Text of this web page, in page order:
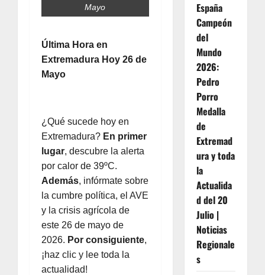
Mayo
Última Hora en
Extremadura Hoy 26 de
Mayo
¿Qué sucede hoy en
Extremadura? En primer
lugar, descubre la alerta
por calor de 39ºC.
Además, infórmate sobre
la cumbre política, el AVE
y la crisis agrícola de
este 26 de mayo de
2026. Por consiguiente,
¡haz clic y lee toda la
actualidad!
España
Campeón
del
Mundo
2026:
Pedro
Porro
Medalla
de
Extremad
ura y toda
la
Actualida
d del 20
Julio |
Noticias
Regionale
s